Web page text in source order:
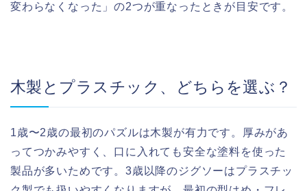
変わらなくなった」の2つが重なったときが目安です。
木製とプラスチック、どちらを選ぶ？
1歳〜2歳の最初のパズルは木製が有力です。厚みがあ
ってつかみやすく、口に入れても安全な塗料を使った
製品が多いためです。3歳以降のジグソーはプラスチッ